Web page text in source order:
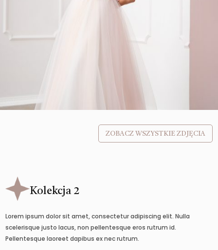
ZOBACZ WSZYSTKIE ZDJĘCIA
Kolekcja 2
Lorem ipsum dolor sit amet, consectetur adipiscing elit. Nulla
scelerisque justo lacus, non pellentesque eros rutrum id.
Pellentesque laoreet dapibus ex nec rutrum.